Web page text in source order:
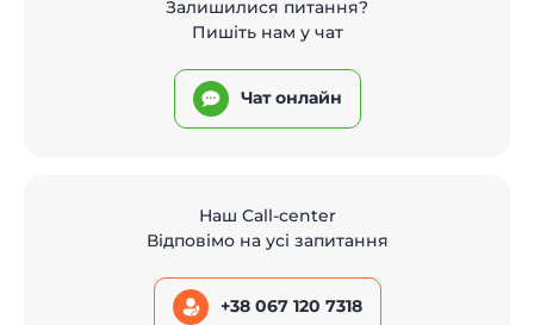
Залишилися питання?
Пишіть нам у чат
Чат онлайн
Наш Call-center
Відповімо на усі запитання
+38 067 120 7318